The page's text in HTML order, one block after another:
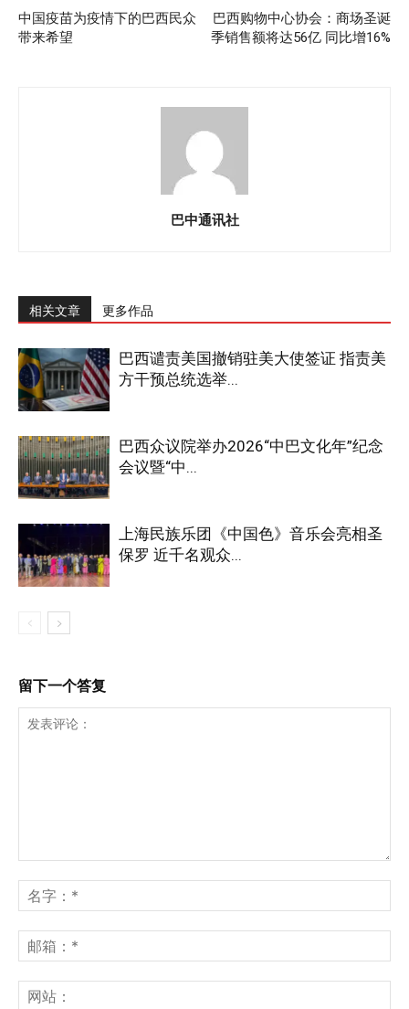
中国疫苗为疫情下的巴西民众
带来希望
巴西购物中心协会：商场圣诞
季销售额将达56亿 同比增16%
巴中通讯社
相关文章 更多作品
巴西谴责美国撤销驻美大使签证 指责美
方干预总统选举...
巴西众议院举办2026“中巴文化年”纪念
会议暨“中...
上海民族乐团《中国色》音乐会亮相圣
保罗 近千名观众...
留下一个答复